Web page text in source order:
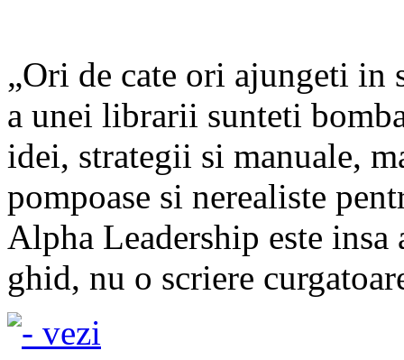
„Ori de cate ori ajungeti in
a unei librarii sunteti
idei, strategii si manuale,
pompoase si nerealiste
Alpha Leadership este insa
ghid, nu o scriere